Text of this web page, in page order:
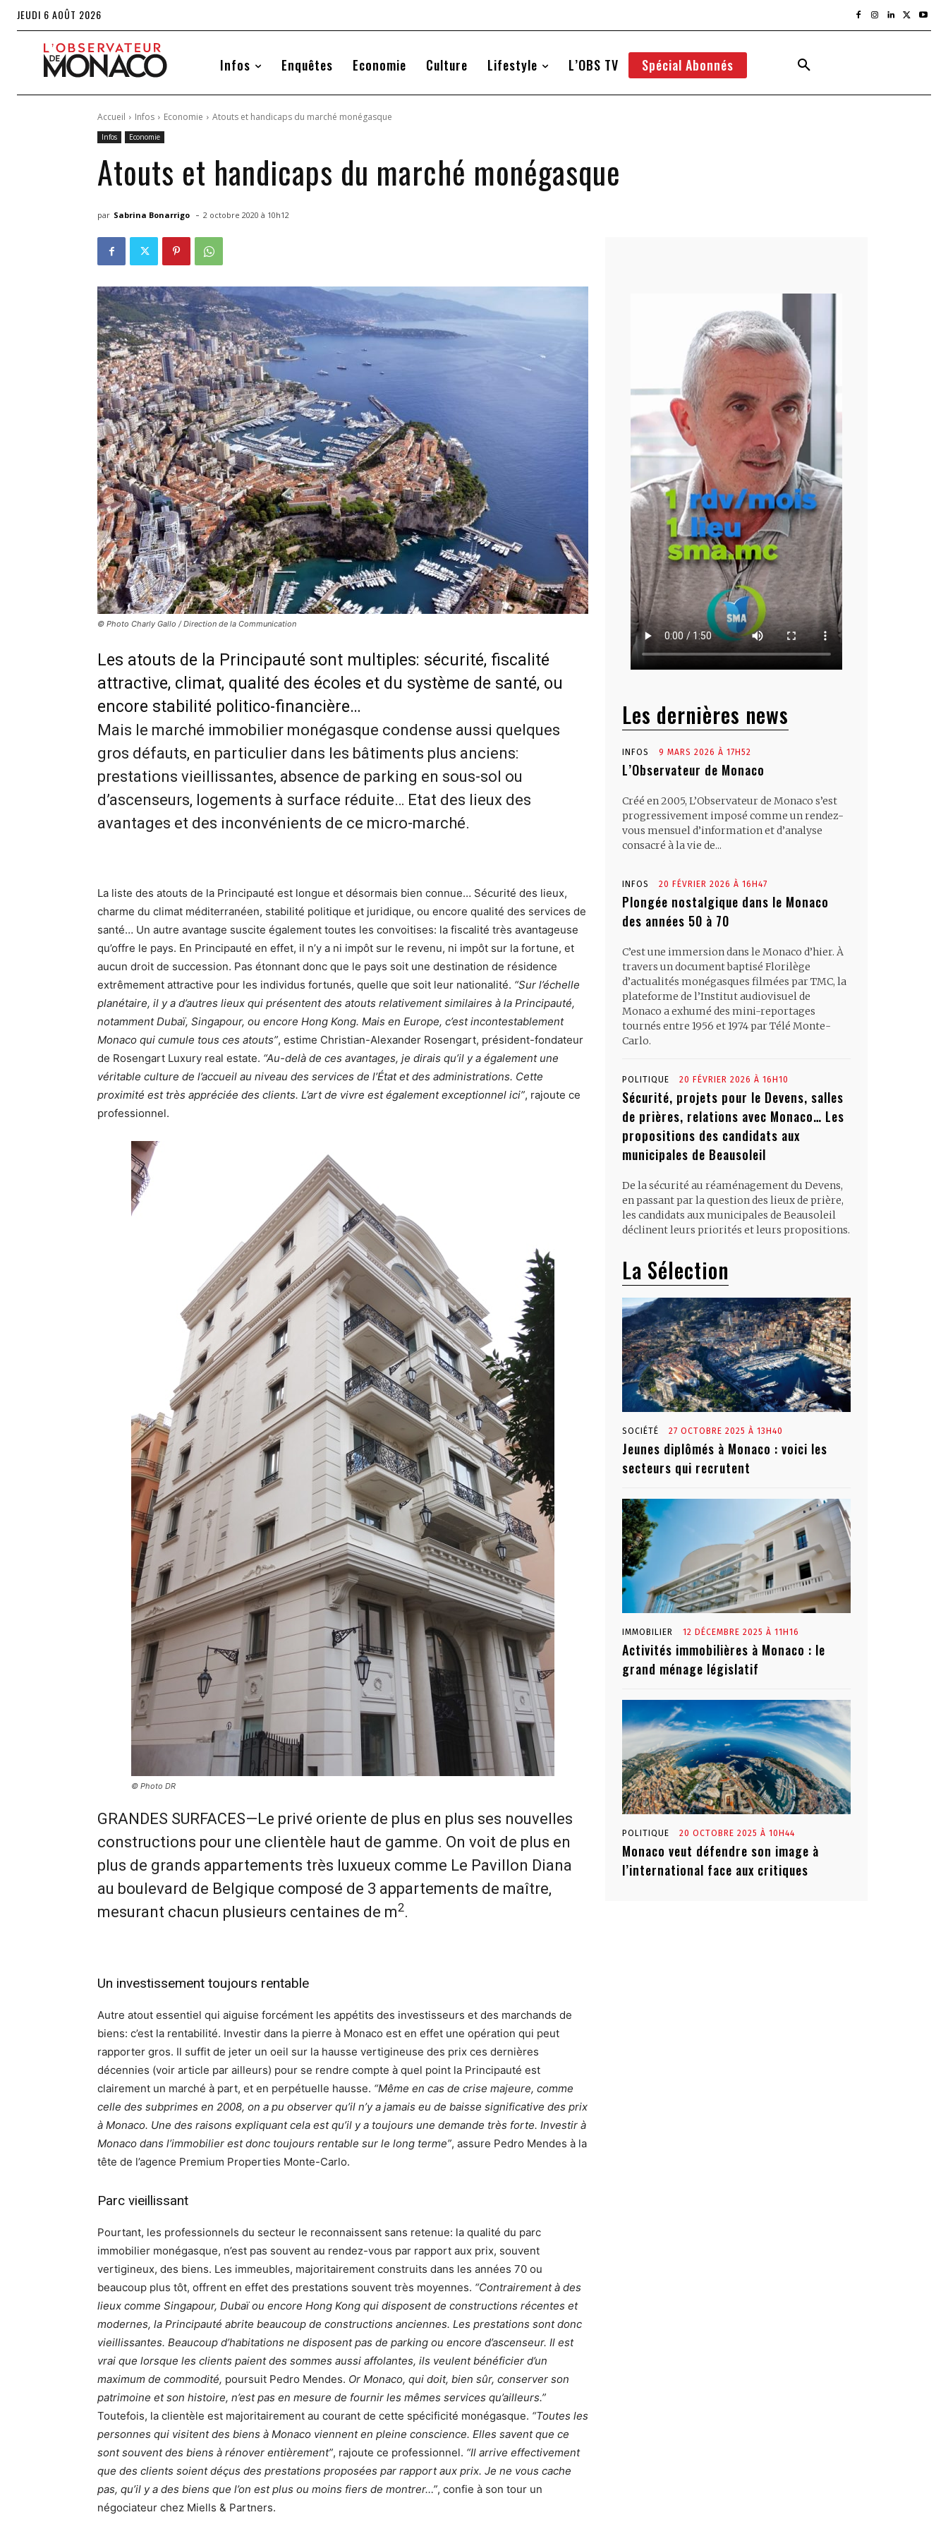
JEUDI 6 AOÛT 2026
Infos Enquêtes Economie Culture Lifestyle L’OBS TV Spécial Abonnés
Accueil Infos Economie Atouts et handicaps du marché monégasque
Infos Economie
Atouts et handicaps du marché monégasque
par Sabrina Bonarrigo - 2 octobre 2020 à 10h12
© Photo Charly Gallo / Direction de la Communication
Les atouts de la Principauté sont multiples: sécurité, fiscalité
attractive, climat, qualité des écoles et du système de santé, ou
encore stabilité politico-financière…
Mais le marché immobilier monégasque condense aussi quelques
gros défauts, en particulier dans les bâtiments plus anciens:
prestations vieillissantes, absence de parking en sous-sol ou
d’ascenseurs, logements à surface réduite… Etat des lieux des
avantages et des inconvénients de ce micro-marché.
La liste des atouts de la Principauté est longue et désormais bien connue… Sécurité des lieux,
charme du climat méditerranéen, stabilité politique et juridique, ou encore qualité des services de
santé… Un autre avantage suscite également toutes les convoitises: la fiscalité très avantageuse
qu’offre le pays. En Principauté en effet, il n’y a ni impôt sur le revenu, ni impôt sur la fortune, et
aucun droit de succession. Pas étonnant donc que le pays soit une destination de résidence
extrêmement attractive pour les individus fortunés, quelle que soit leur nationalité. “Sur l’échelle
planétaire, il y a d’autres lieux qui présentent des atouts relativement similaires à la Principauté,
notamment Dubaï, Singapour, ou encore Hong Kong. Mais en Europe, c’est incontestablement
Monaco qui cumule tous ces atouts”, estime Christian-Alexander Rosengart, président-fondateur
de Rosengart Luxury real estate. “Au-delà de ces avantages, je dirais qu’il y a également une
véritable culture de l’accueil au niveau des services de l’État et des administrations. Cette
proximité est très appréciée des clients. L’art de vivre est également exceptionnel ici”, rajoute ce
professionnel.
© Photo DR
GRANDES SURFACES—Le privé oriente de plus en plus ses nouvelles
constructions pour une clientèle haut de gamme. On voit de plus en
plus de grands appartements très luxueux comme Le Pavillon Diana
au boulevard de Belgique composé de 3 appartements de maître,
mesurant chacun plusieurs centaines de m2.
Un investissement toujours rentable
Autre atout essentiel qui aiguise forcément les appétits des investisseurs et des marchands de
biens: c’est la rentabilité. Investir dans la pierre à Monaco est en effet une opération qui peut
rapporter gros. Il suffit de jeter un oeil sur la hausse vertigineuse des prix ces dernières
décennies (voir article par ailleurs) pour se rendre compte à quel point la Principauté est
clairement un marché à part, et en perpétuelle hausse. “Même en cas de crise majeure, comme
celle des subprimes en 2008, on a pu observer qu’il n’y a jamais eu de baisse significative des prix
à Monaco. Une des raisons expliquant cela est qu’il y a toujours une demande très forte. Investir à
Monaco dans l’immobilier est donc toujours rentable sur le long terme”, assure Pedro Mendes à la
tête de l’agence Premium Properties Monte-Carlo.
Parc vieillissant
Pourtant, les professionnels du secteur le reconnaissent sans retenue: la qualité du parc
immobilier monégasque, n’est pas souvent au rendez-vous par rapport aux prix, souvent
vertigineux, des biens. Les immeubles, majoritairement construits dans les années 70 ou
beaucoup plus tôt, offrent en effet des prestations souvent très moyennes. “Contrairement à des
lieux comme Singapour, Dubaï ou encore Hong Kong qui disposent de constructions récentes et
modernes, la Principauté abrite beaucoup de constructions anciennes. Les prestations sont donc
vieillissantes. Beaucoup d’habitations ne disposent pas de parking ou encore d’ascenseur. Il est
vrai que lorsque les clients paient des sommes aussi affolantes, ils veulent bénéficier d’un
maximum de commodité, poursuit Pedro Mendes. Or Monaco, qui doit, bien sûr, conserver son
patrimoine et son histoire, n’est pas en mesure de fournir les mêmes services qu’ailleurs.”
Toutefois, la clientèle est majoritairement au courant de cette spécificité monégasque. “Toutes les
personnes qui visitent des biens à Monaco viennent en pleine conscience. Elles savent que ce
sont souvent des biens à rénover entièrement”, rajoute ce professionnel. “Il arrive effectivement
que des clients soient déçus des prestations proposées par rapport aux prix. Je ne vous cache
pas, qu’il y a des biens que l’on est plus ou moins fiers de montrer…”, confie à son tour un
négociateur chez Miells & Partners.
Les dernières news
INFOS 9 MARS 2026 À 17H52
L’Observateur de Monaco
Créé en 2005, L’Observateur de Monaco s’est
progressivement imposé comme un rendez-
vous mensuel d’information et d’analyse
consacré à la vie de...
INFOS 20 FÉVRIER 2026 À 16H47
Plongée nostalgique dans le Monaco
des années 50 à 70
C’est une immersion dans le Monaco d’hier. À
travers un document baptisé Florilège
d’actualités monégasques filmées par TMC, la
plateforme de l’Institut audiovisuel de
Monaco a exhumé des mini-reportages
tournés entre 1956 et 1974 par Télé Monte-
Carlo.
POLITIQUE 20 FÉVRIER 2026 À 16H10
Sécurité, projets pour le Devens, salles
de prières, relations avec Monaco… Les
propositions des candidats aux
municipales de Beausoleil
De la sécurité au réaménagement du Devens,
en passant par la question des lieux de prière,
les candidats aux municipales de Beausoleil
déclinent leurs priorités et leurs propositions.
La Sélection
SOCIÉTÉ 27 OCTOBRE 2025 À 13H40
Jeunes diplômés à Monaco : voici les
secteurs qui recrutent
IMMOBILIER 12 DÉCEMBRE 2025 À 11H16
Activités immobilières à Monaco : le
grand ménage législatif
POLITIQUE 20 OCTOBRE 2025 À 10H44
Monaco veut défendre son image à
l’international face aux critiques